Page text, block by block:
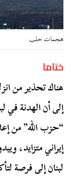
هجمات حلب
ختاما
هناك تحذير من
إلى أن الهدنة في
“حزب الله” من
إيراني متزايد،
لبنان إلى فرصة